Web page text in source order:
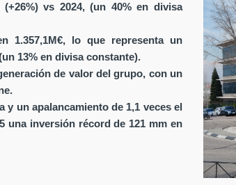
vs 2024, (un 40% en divisa
lo que representa un
13% en divisa constante).
de valor del grupo, con un
un apalancamiento de 1,1 veces el
una inversión récord de 121 mm en